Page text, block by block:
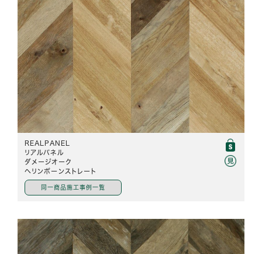
REALPANEL
リアルパネル
ダメージオーク
ヘリンボーンストレート
同一商品施工事例一覧